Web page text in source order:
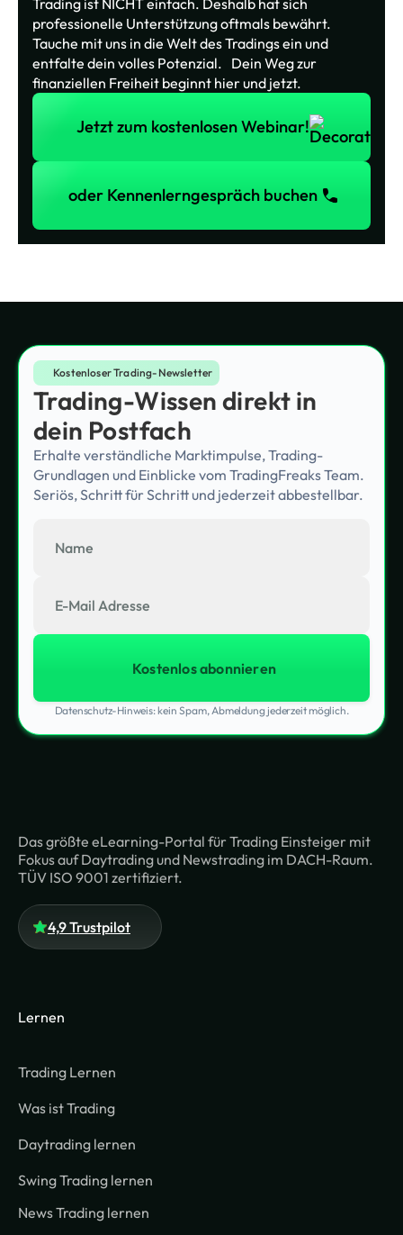
Trading ist NICHT einfach. Deshalb hat sich
professionelle Unterstützung oftmals bewährt.
Tauche mit uns in die Welt des Tradings ein und
entfalte dein volles Potenzial. Dein Weg zur
finanziellen Freiheit beginnt hier und jetzt.
Jetzt zum kostenlosen Webinar!
Jetzt zum kostenlosen Webinar!
oder Kennenlerngespräch buchen
oder Kennenlerngespräch buchen
Kostenloser Trading-Newsletter
Trading-Wissen direkt in
dein Postfach
Erhalte verständliche Marktimpulse, Trading-
Grundlagen und Einblicke vom TradingFreaks Team.
Seriös, Schritt für Schritt und jederzeit abbestellbar.
Datenschutz-Hinweis: kein Spam, Abmeldung jederzeit möglich.
Das größte eLearning-Portal für Trading Einsteiger mit
Fokus auf Daytrading und Newstrading im DACH-Raum.
TÜV ISO 9001 zertifiziert.
4,9 Trustpilot
Lernen
Trading Lernen
Was ist Trading
Daytrading lernen
Swing Trading lernen
News Trading lernen